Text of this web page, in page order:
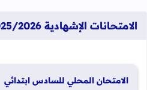
الامتحانات الإشهادية 2025/2026
الامتحان المحلي للسادس ابتدائي